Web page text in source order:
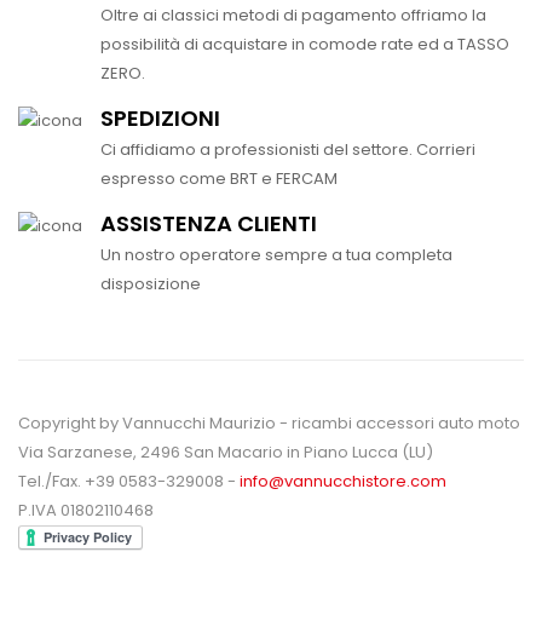
Oltre ai classici metodi di pagamento offriamo la
possibilità di acquistare in comode rate ed a TASSO
ZERO.
SPEDIZIONI
Ci affidiamo a professionisti del settore. Corrieri
espresso come BRT e FERCAM
ASSISTENZA CLIENTI
Un nostro operatore sempre a tua completa
disposizione
Copyright by Vannucchi Maurizio - ricambi accessori auto moto
Via Sarzanese, 2496 San Macario in Piano Lucca (LU)
Tel./Fax. +39 0583-329008 - info@vannucchistore.com
P.IVA 01802110468